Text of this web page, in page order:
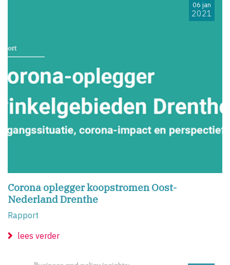
Corona oplegger koopstromen Oost-
Nederland Drenthe
Rapport
06 jan
2021
lees verder